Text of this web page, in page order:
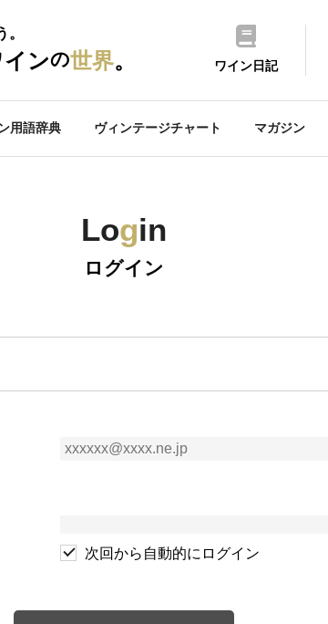
インの世界。 ワイン日記
用語辞典 ヴィンテージチャート マガジン
Login
ログイン
次回から自動的にログイン